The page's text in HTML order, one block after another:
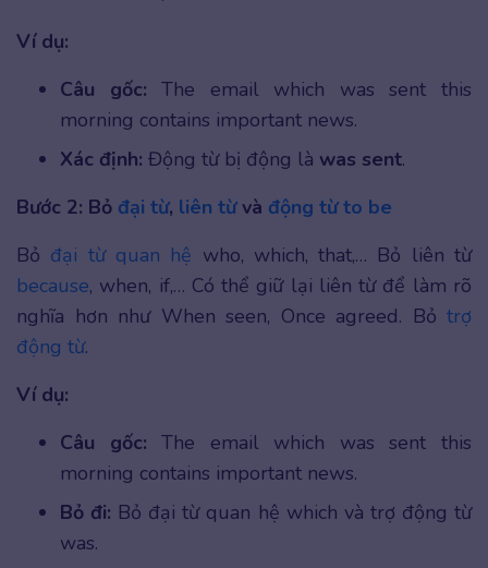
Ví dụ:
Câu gốc:The email which was sent this
morning contains important news.
Xác định: Động từ bị động là was sent.
Bước 2: Bỏ đại từ, liên từvà động từ to be
Bỏ đại từ quan hệ who, which, that,… Bỏ liên từ
because, when, if,… Có thể giữ lại liên từ để làm rõ
nghĩa hơn như When seen, Once agreed. Bỏ trợ
động từ.
Ví dụ:
Câu gốc: The email which was sent this
morning contains important news.
Bỏ đi: Bỏ đại từ quan hệ which và trợ động từ
was.